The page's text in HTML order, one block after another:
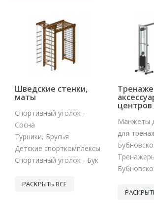
Шведские стенки,
маты
Спортивный уголок -
Сосна
Турники, Брусья
Детские спорткомплексы
Спортивный уголок - Бук
РАСКРЫТЬ ВСЕ
центров
Манжеты
для